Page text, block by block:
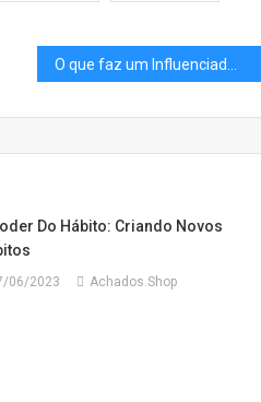
Do Hábito: Criando Novos
06/2023 Achados.Shop